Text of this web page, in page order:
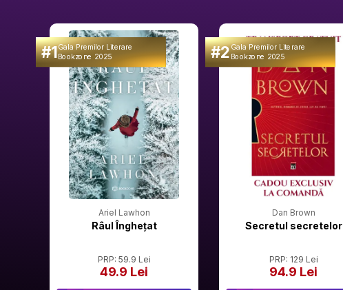
#1Gala Premilor Literare
Bookzone 2025
Ariel Lawhon
Râul Înghețat
PRP: 59.9 Lei
49.9 Lei
#2Gala Premilor Literare
Bookzone 2025
Dan Brown
Secretul secretelor
PRP: 129 Lei
94.9 Lei